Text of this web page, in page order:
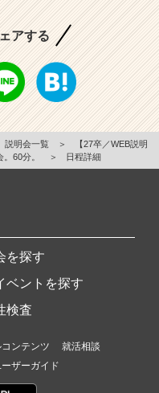
アする
説明会一覧 ＞
【27卒／WEB説明
60分。
＞ 日程詳細
を探す
ベントを探す
検査
ンテンツ
就活相談
ザーガイド